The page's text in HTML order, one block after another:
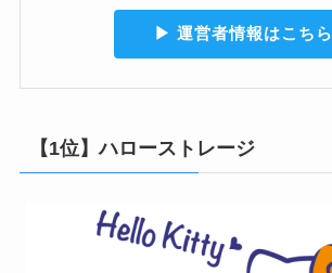
▶︎ 運営者情報はこちら
【1位】ハローストレージ